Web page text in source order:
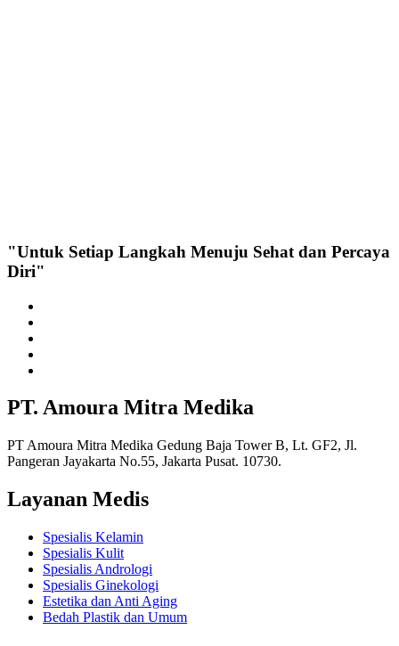
"Untuk Setiap Langkah Menuju Sehat dan Percaya
Diri"
PT. Amoura Mitra Medika
PT Amoura Mitra Medika Gedung Baja Tower B, Lt. GF2, Jl.
Pangeran Jayakarta No.55, Jakarta Pusat. 10730.
Layanan Medis
Spesialis Kelamin
Spesialis Kulit
Spesialis Andrologi
Spesialis Ginekologi
Estetika dan Anti Aging
Bedah Plastik dan Umum